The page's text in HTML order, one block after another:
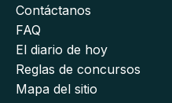
Contáctanos
FAQ
El diario de hoy
Reglas de concursos
Mapa del sitio